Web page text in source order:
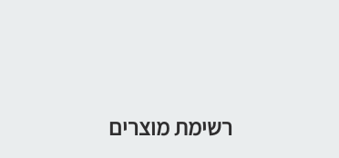
רשימת מוצרים